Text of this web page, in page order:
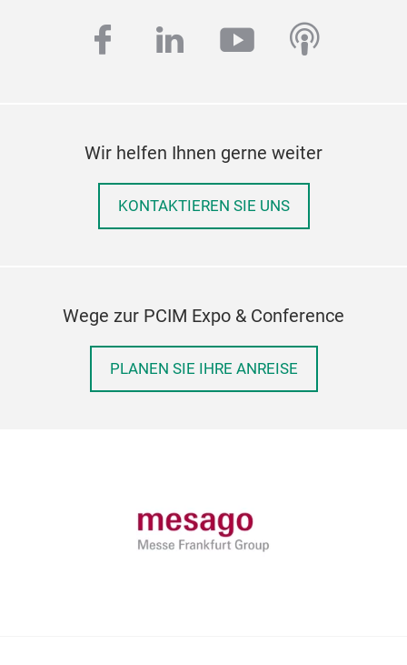
facebook
linkedinyoutube
Wir helfen Ihnen gerne weiter
KONTAKTIEREN SIE UNS
Wege zur PCIM Expo & Conference
PLANEN SIE IHRE ANREISE